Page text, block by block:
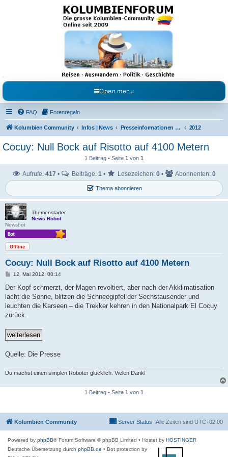
Kolumbienforum - Das
grosse Forum der
Freunde Kolumbiens
Reisen, Auswandern, Kultur, Politik, Geschichte und Visum in Kolumbien und Venezuela.
Austausch, Erfahrungen und Gemeinschaft im Kolumbienforum
Open menu
FAQ Forenregeln
Kolumbien Community Infos | News Presseinformationen & Neuigkeiten 2012
Cocuy: Null Bock auf Risotto auf 4100 Metern
1 Beitrag • Seite 1 von 1
Thema abonnieren
Aufrufe: 417 • Beiträge: 1 • Lesezeichen: 0 • Abonnenten: 0
Themenstarter
News Robot
Newsbot
Offline
Cocuy: Null Bock auf Risotto auf 4100 Metern
B
i
r
a
12. Mai 2012, 00:14
Der Kopf schmerzt, der Magen revoltiert, aber nach der Akklimatisation
lacht die Sonne, blitzen die Schneegipfel der Sechstausender und
leuchten die Karseen – die Trekker kehren in den Nationalpark El Cocuy
zurück.
Quelle: Die Presse
Du machst einen simplen Roboter glücklich. Vielen Dank!
1 Beitrag • Seite 1 von 1
Kolumbien Community Alle Zeiten sind UTC+02:00
Server Status
Powered by phpBB® Forum Software © phpBB Limited • Hostet by HOSTINGER
Deutsche Übersetzung durch phpBB.de • Bot protection by